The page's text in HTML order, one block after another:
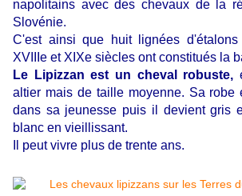
napolitains avec des chevaux de la
Slovénie.
C'est ainsi que huit lignées d'étalons
XVIIIe et XIXe siècles ont constitués la
Le Lipizzan est un cheval robuste,
altier mais de taille moyenne. Sa robe
dans sa jeunesse puis il devient gris
blanc en vieillissant.
Il peut vivre plus de trente ans.